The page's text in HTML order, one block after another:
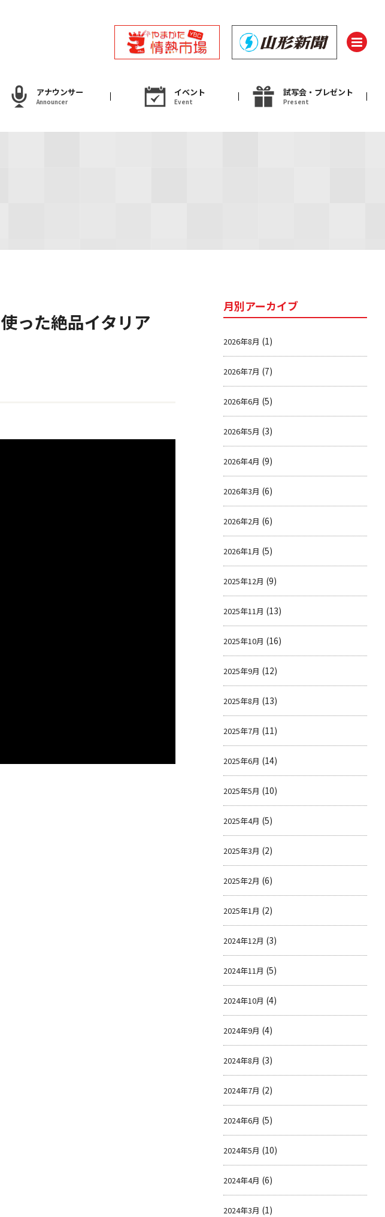
アナウンサー
Announcer
イベント
Event
試写会・プレゼント
Present
アナウンサー
Announcer
試写会・プレゼント
った絶品イタリア
月別アーカイブ
2026年8月 (1)
2026年7月 (7)
2026年6月 (5)
2026年5月 (3)
2026年4月 (9)
2026年3月 (6)
2026年2月 (6)
2026年1月 (5)
2025年12月 (9)
2025年11月 (13)
2025年10月 (16)
2025年9月 (12)
2025年8月 (13)
2025年7月 (11)
2025年6月 (14)
2025年5月 (10)
2025年4月 (5)
2025年3月 (2)
2025年2月 (6)
2025年1月 (2)
2024年12月 (3)
2024年11月 (5)
2024年10月 (4)
2024年9月 (4)
2024年8月 (3)
2024年7月 (2)
2024年6月 (5)
2024年5月 (10)
2024年4月 (6)
2024年3月 (1)